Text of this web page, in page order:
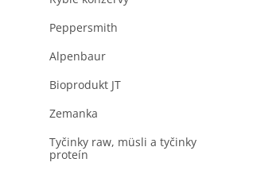
Peppersmith
Alpenbaur
Bioprodukt JT
Zemanka
Tyčinky raw, müsli a tyčinky
proteín